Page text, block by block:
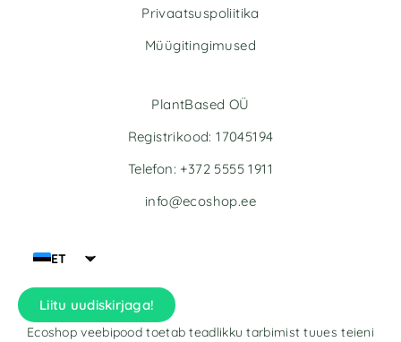
Privaatsuspoliitika
Müügitingimused
ET
Liitu uudiskirjaga!
Ecoshop veebipood toetab teadlikku tarbimist tuues teieni
PlantBased OÜ
Registrikood: 17045194
Telefon: +372 5555 1911
info@ecoshop.ee